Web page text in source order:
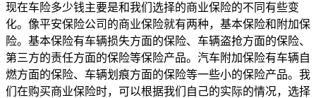
现在车险多少钱主要是和我们选择的商业保险的不同有些变
化。像平安保险公司的商业保险就有两种，基本保险和附加保
险。基本保险有车辆损失方面的保险、车辆盗抢方面的保险、
第三方的责任方面的保险等保险产品。汽车附加保险有车辆自
燃方面的保险、车辆划痕方面的保险等一些小的保险产品。我
们在购买商业保险时，可以根据我们自己的实际的情况，选择